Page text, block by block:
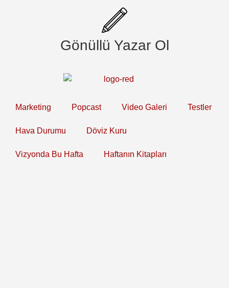
Gönüllü Yazar Ol
Marketing Popcast Video Galeri Testler
Hava Durumu Döviz Kuru
Vizyonda Bu Hafta Haftanın Kitapları